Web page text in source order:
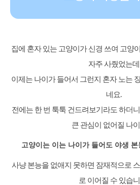
집에 혼자 있는 고양이가 신경 쓰여 고양
자주 사줬었는데
이제는 나이가 들어서 그런지 혼자 노는
네요.
전에는 한 번 툭툭 건드려보기라도 하더
큰 관심이 없어질 나
고양이는 이는 나이가 들어도 야생 본
사냥 본능을 없애지 못하면 잠재적으로
로 이어질 수 있습